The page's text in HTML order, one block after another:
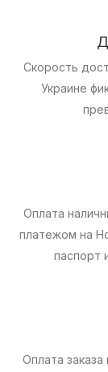
Скорость
Украине
Оплата
платежом на
паспорт
Оплата заказа